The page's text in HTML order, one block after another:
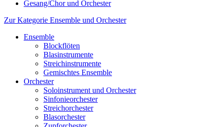
Gesang/Chor und Orchester
Zur Kategorie Ensemble und Orchester
Ensemble
Blockflöten
Blasinstrumente
Streichinstrumente
Gemischtes Ensemble
Orchester
Soloinstrument und Orchester
Sinfonieorchester
Streichorchester
Blasorchester